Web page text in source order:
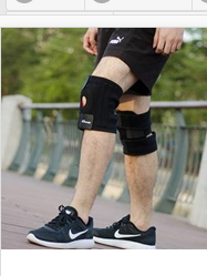
入门套装 进阶套装